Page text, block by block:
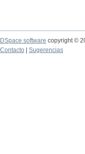
DSpace software copyright ©
Contacto
Sugerencias